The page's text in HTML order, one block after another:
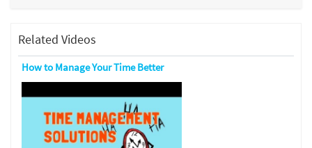
Related Videos
How to Manage Your Time Better